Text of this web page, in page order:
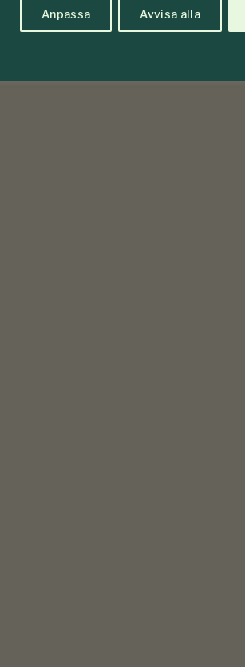
Anpassa Avvisa alla